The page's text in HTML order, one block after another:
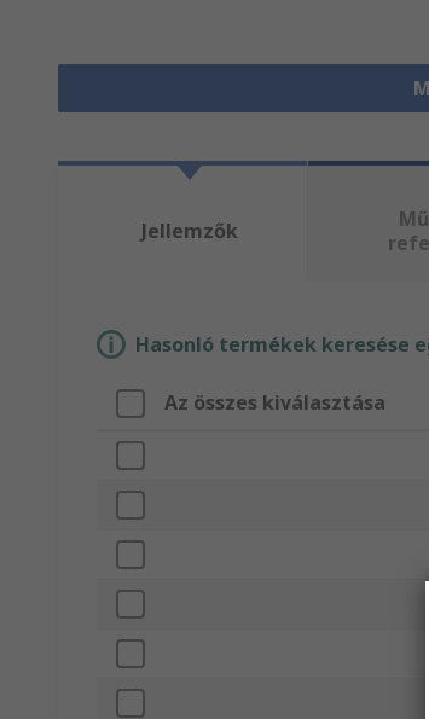
Jellemzők
Hasonló termékek keresése
Az összes kiválasztása